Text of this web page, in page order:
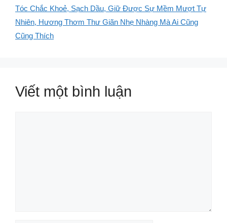
Tóc Chắc Khoẻ, Sạch Dầu, Giữ Được Sự Mềm Mượt Tự
Nhiên, Hương Thơm Thư Giãn Nhẹ Nhàng Mà Ai Cũng
Cũng Thích
Viết một bình luận